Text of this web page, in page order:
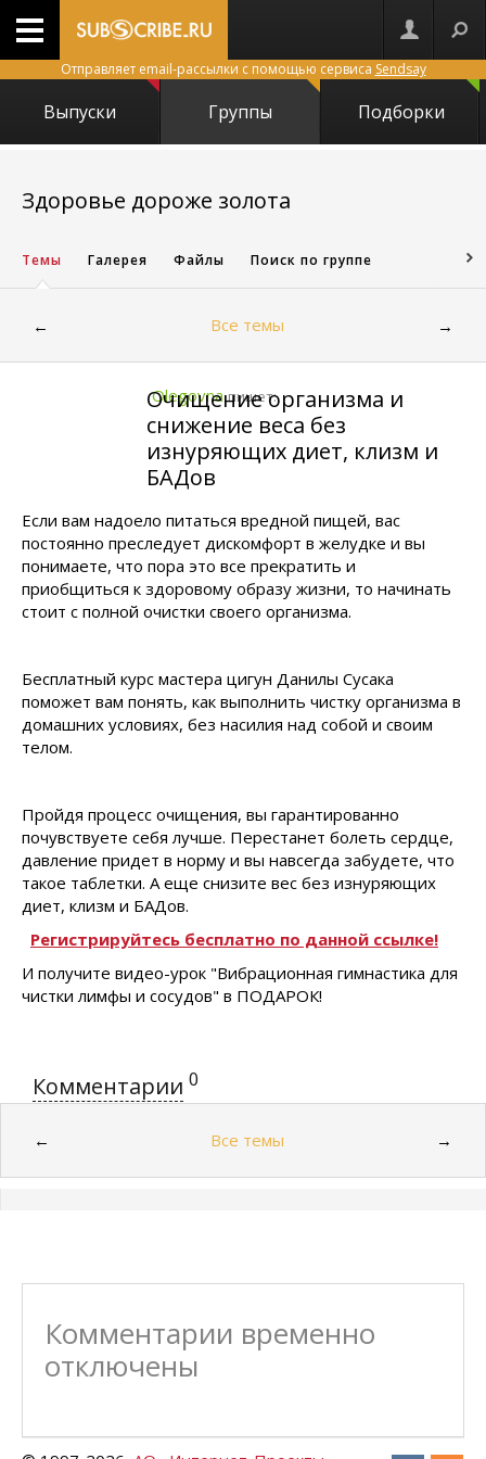
Отправляет email-рассылки с помощью сервиса Sendsay
Выпуски Группы Подборки
Здоровье дороже золота
Темы Галерея Файлы Поиск по группе
← Все темы →
Olegovna пишет:
Очищение организма и
снижение веса без
изнуряющих диет, клизм и
БАДов
Если вам надоело питаться вредной пищей, вас
постоянно преследует дискомфорт в желудке и вы
понимаете, что пора это все прекратить и
приобщиться к здоровому образу жизни, то начинать
стоит с полной очистки своего организма.
Бесплатный курс мастера цигун Данилы Сусака
поможет вам понять, как выполнить чистку организма в
домашних условиях, без насилия над собой и своим
телом.
Пройдя процесс очищения, вы гарантированно
почувствуете себя лучше. Перестанет болеть сердце,
давление придет в норму и вы навсегда забудете, что
такое таблетки. А еще снизите вес без изнуряющих
диет, клизм и БАДов.
Регистрируйтесь бесплатно по данной ссылке!
И получите видео-урок "Вибрационная гимнастика для
чистки лимфы и сосудов" в ПОДАРОК!
Комментарии 0
← Все темы →
Комментарии временно
отключены